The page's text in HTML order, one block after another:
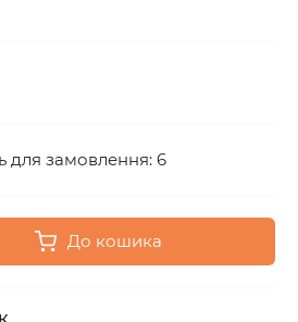
для замовлення: 6
До кошика